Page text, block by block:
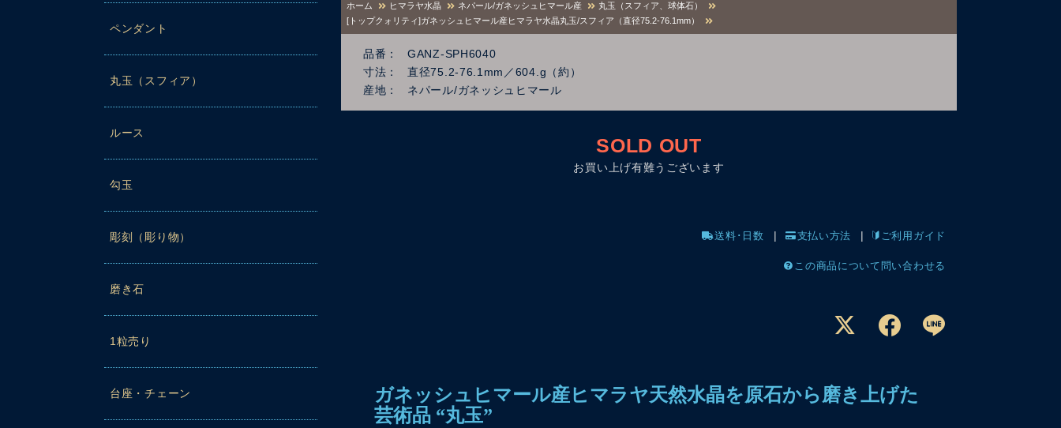
ペンダント
丸玉（スフィア）
ルース
勾玉
彫刻（彫り物）
磨き石
1粒売り
台座・チェーン
ホーム ヒマラヤ水晶 ネパール/ガネッシュヒマール産
丸玉（スフィア、球体石）
[トップクォリティ]ガネッシュヒマール産ヒマラヤ水晶丸玉/スフィア（直径75.2-76.1mm）
品番
GANZ-SPH6040
寸法
直径75.2-76.1mm／604.g（約）
産地
ネパール/ガネッシュヒマール
SOLD OUT
お買い上げ有難うございます
送料･日数 支払い方法 ご利用ガイド
この商品について問い合わせる
ガネッシュヒマール産ヒマラヤ天然水晶を原石から磨き上げた
芸術品 “丸玉”